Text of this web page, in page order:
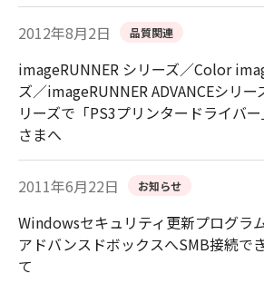
2012年8月2日 品質関連
imageRUNNER シリーズ／Color
ズ／imageRUNNER ADVANCEシリ
リーズで「PS3プリンタードライバ
さまへ
2011年6月22日 お知らせ
Windowsセキュリティ更新プログラ
アドバンスドボックスへSMB接続で
て